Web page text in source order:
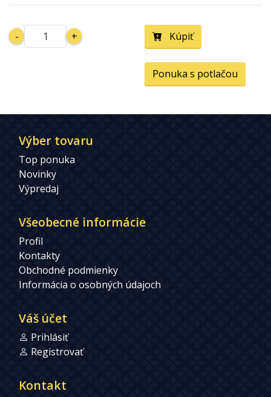
- + Kúpiť
Ponuka s potlačou
Výber tovaru
Top ponuka
Novinky
Výpredaj
Všeobecné informácie
Profil
Kontakty
Obchodné podmienky
Informácia o osobných údajoch
Váš účet
Prihlásiť
Registrovať
Kontakt